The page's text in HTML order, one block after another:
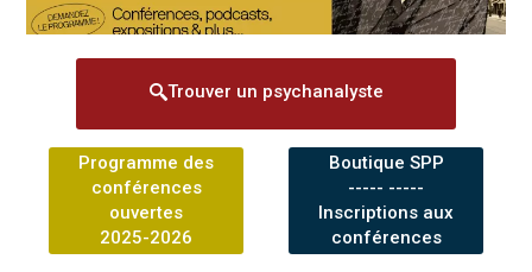
Trouver un psychanalyste
Programme des
conférences
ouvertes
2025-2026
Boutique SPP
----- -----
Inscriptions aux
conférences